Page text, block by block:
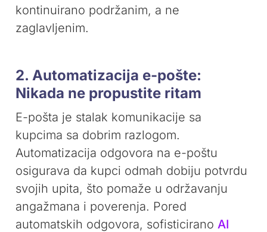
kontinuirano podržanim, a ne
zaglavljenim.
2. Automatizacija e-pošte:
Nikada ne propustite ritam
E-pošta je stalak komunikacije sa
kupcima sa dobrim razlogom.
Automatizacija odgovora na e-poštu
osigurava da kupci odmah dobiju potvrdu
svojih upita, što pomaže u održavanju
angažmana i poverenja. Pored
automatskih odgovora, sofisticiranoAI